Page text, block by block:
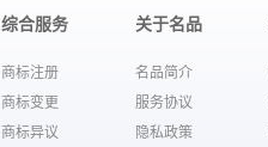
综合服务
商标注册
商标变更
商标异议
关于名品
名品简介
服务协议
隐私政策